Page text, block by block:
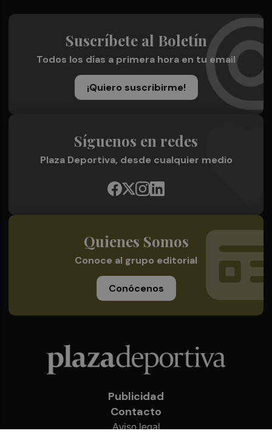
Suscríbete al Boletín
Todos los días a primera hora en tu email
¡Quiero suscribirme!
Síguenos en redes
Plaza Deportiva, desde cualquier medio
Quienes Somos
Conoce al grupo editorial
Conócenos
Publicidad
Contacto
Aviso legal